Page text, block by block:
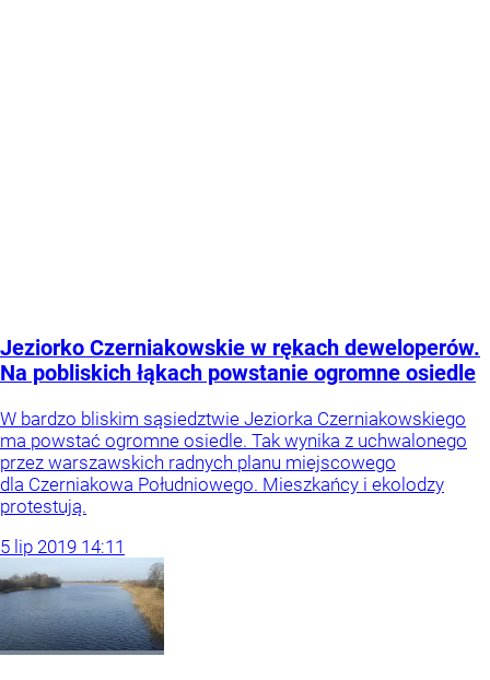
Jeziorko Czerniakowskie w rękach deweloperów.
Na pobliskich łąkach powstanie ogromne osiedle
W bardzo bliskim sąsiedztwie Jeziorka Czerniakowskiego
ma powstać ogromne osiedle. Tak wynika z uchwalonego
przez warszawskich radnych planu miejscowego
dla Czerniakowa Południowego. Mieszkańcy i ekolodzy
protestują.
5 lip 2019 14:11